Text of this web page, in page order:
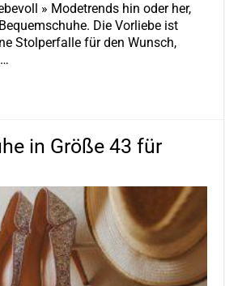
» Modetrends hin oder her,
Die Vorliebe ist
Stolperfalle für den Wunsch,
in Größe 43 für